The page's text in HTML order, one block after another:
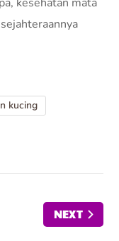
kucing
NEXT